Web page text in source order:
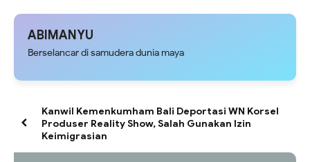
ABIMANYU
Berselancar di samudera dunia maya
Kanwil Kemenkumham Bali Deportasi WN Korsel
Produser Reality Show, Salah Gunakan Izin
Keimigrasian